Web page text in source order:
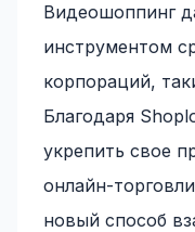
Видеошоппинг
инструментом
корпораций,
Благодаря
укрепить свое
онлайн-
новый способ